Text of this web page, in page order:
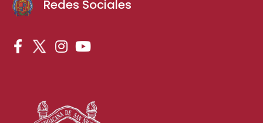
Redes Sociales